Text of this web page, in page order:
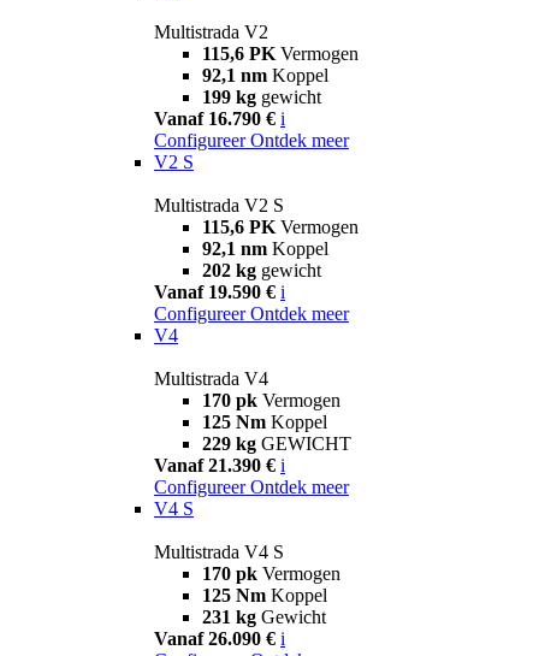
Multistrada V2
115,6 PK Vermogen
92,1 nm Koppel
199 kg gewicht
Vanaf 16.790 € i
Configureer Ontdek meer
V2 S
Multistrada V2 S
115,6 PK Vermogen
92,1 nm Koppel
202 kg gewicht
Vanaf 19.590 € i
Configureer Ontdek meer
V4
Multistrada V4
170 pk Vermogen
125 Nm Koppel
229 kg GEWICHT
Vanaf 21.390 € i
Configureer Ontdek meer
V4 S
Multistrada V4 S
170 pk Vermogen
125 Nm Koppel
231 kg Gewicht
Vanaf 26.090 € i